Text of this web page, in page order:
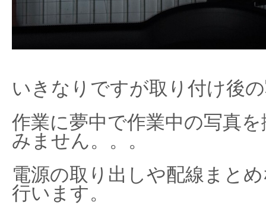
いきなりですが取り付け後
作業に夢中で作業中の写真
みません。。。
電源の取り出しや配線まと
行います。